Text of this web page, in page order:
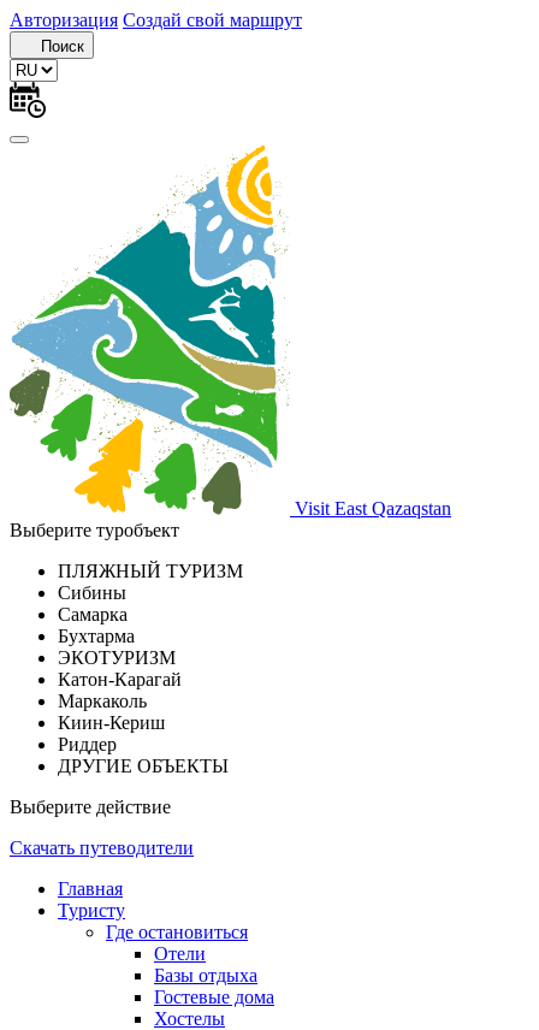
Авторизация Создай свой маршрут
Поиск
Visit East Qazaqstan
Выберите туробъект
ПЛЯЖНЫЙ ТУРИЗМ
Сибины
Самарка
Бухтарма
ЭКОТУРИЗМ
Катон-Карагай
Маркаколь
Киин-Кериш
Риддер
ДРУГИЕ ОБЪЕКТЫ
Выберите действие
Скачать путеводители
Главная
Туристу
Где остановиться
Отели
Базы отдыха
Гостевые дома
Хостелы